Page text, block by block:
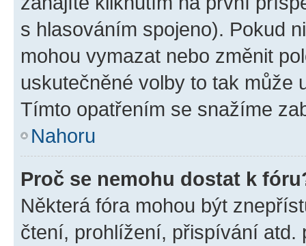
s hlasováním spojeno). Pokud
mohou vymazat nebo změnit
uskutečněné volby to tak může
Tímto opatřením se snažíme
Nahoru
Proč se nemohu dostat k
Některá fóra mohou být
čtení, prohlížení, přispívání atd.